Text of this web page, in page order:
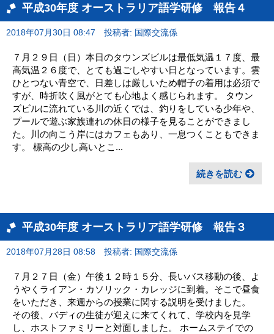
平成30年度 オーストラリア語学研修 報告４
2018年07月30日 08:47 投稿者: 国際交流係
７月２９日（日）本日のタウンズビルは最低気温１７度、最
高気温２６度で、とても過ごしやすい日となっています。雲
ひとつない青空で、日差しは厳しいため帽子の着用は必須で
すが、時折吹く風がとても心地よく感じられます。 タウン
ズビルに流れている川の近くでは、釣りをしている少年や、
プールで遊ぶ家族連れの休日の様子を見ることができまし
た。川の向こう岸にはカフェもあり、一息つくこともできま
す。 標高の少し高いとこ...
続きを読む
平成30年度 オーストラリア語学研修 報告３
2018年07月28日 08:58 投稿者: 国際交流係
７月２７日（金）午後１２時１５分、長いバス移動の後、よ
うやくライアン・カソリック・カレッジに到着。そこで昼食
をいただき、来週からの授業に関する説明を受けました。
その後、バディの生徒が迎えに来てくれて、学校内を見学
し、ホストファミリーと対面しました。 ホームステイでの